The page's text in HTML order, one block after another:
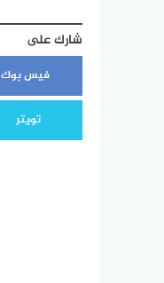
شارك على
فيس بوك
تويتر